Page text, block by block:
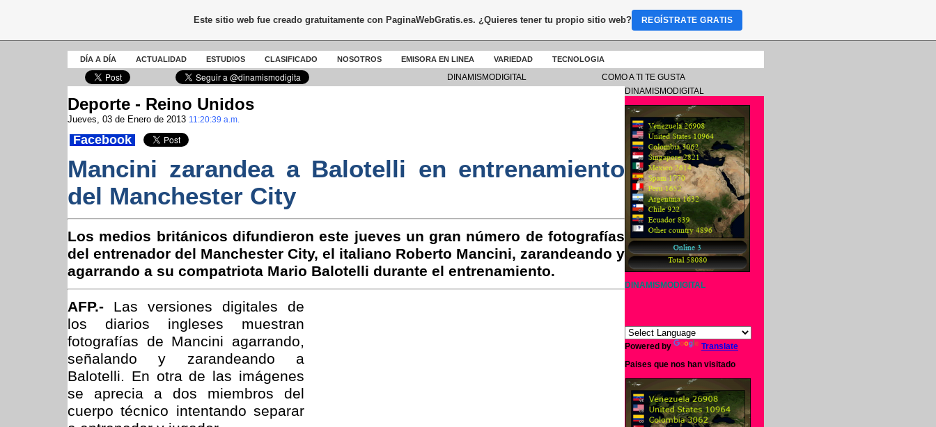
DÍA A DÍA ACTUALIDAD ESTUDIOS CLASIFICADO NOSOTROS EMISORA EN LINEA VARIEDAD TECNOLOGIA
DINAMISMODIGITAL COMO A TI TE GUSTA
Deporte - Reino Unidos
Jueves, 03 de Enero de 2013 11:20:39 a.m.
Facebook
Mancini zarandea a Balotelli en entrenamiento
del Manchester City
Los medios británicos difundieron este jueves un gran número de fotografías
del entrenador del Manchester City, el italiano Roberto Mancini, zarandeando y
agarrando a su compatriota Mario Balotelli durante el entrenamiento.
AFP.- Las versiones digitales de
los diarios ingleses muestran
fotografías de Mancini agarrando,
señalando y zarandeando a
Balotelli. En otra de las imágenes
se aprecia a dos miembros del
cuerpo técnico intentando separar
DINAMISMODIGITAL
DINAMISMODIGITAL
Powered by
Translate
Paises que nos han visitado
Este sitio web fue creado gratuitamente con PaginaWebGratis.es. ¿Quieres tener tu propio sitio web? REGÍSTRATE GRATIS